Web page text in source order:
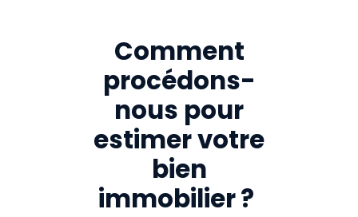
Comment
procédons-
nous pour
estimer votre
bien
immobilier ?